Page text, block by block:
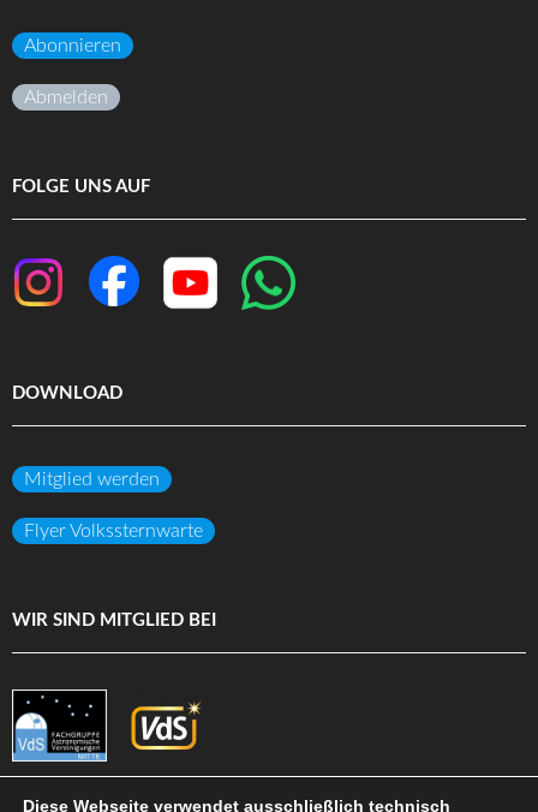
Abonnieren
Abmelden
FOLGE UNS AUF
DOWNLOAD
Mitglied werden
Flyer Volkssternwarte
WIR SIND MITGLIED BEI
Diese Webseite verwendet ausschließlich technisch